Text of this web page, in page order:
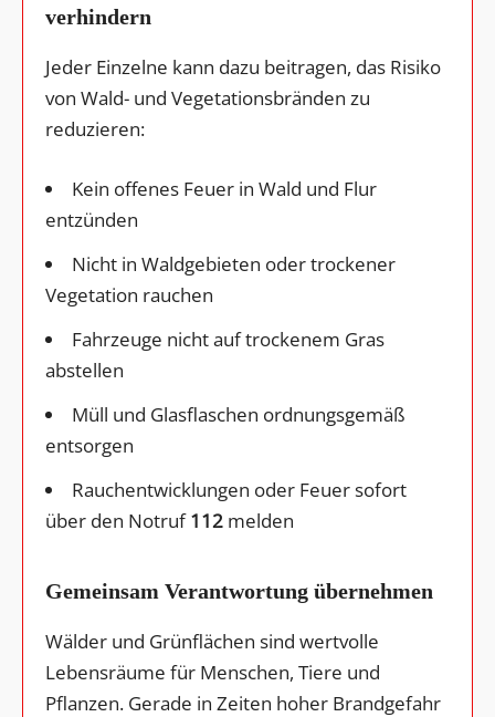
verhindern
Jeder Einzelne kann dazu beitragen, das Risiko
von Wald- und Vegetationsbränden zu
reduzieren:
Kein offenes Feuer in Wald und Flur
entzünden
Nicht in Waldgebieten oder trockener
Vegetation rauchen
Fahrzeuge nicht auf trockenem Gras
abstellen
Müll und Glasflaschen ordnungsgemäß
entsorgen
Rauchentwicklungen oder Feuer sofort
über den Notruf112 melden
Gemeinsam Verantwortung übernehmen
Wälder und Grünflächen sind wertvolle
Lebensräume für Menschen, Tiere und
Pflanzen. Gerade in Zeiten hoher Brandgefahr